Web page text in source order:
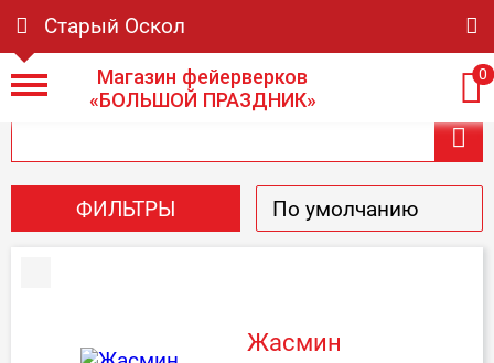
Старый Оскол
Магазин фейерверков
«БОЛЬШОЙ ПРАЗДНИК»
0
ФИЛЬТРЫ
Жасмин